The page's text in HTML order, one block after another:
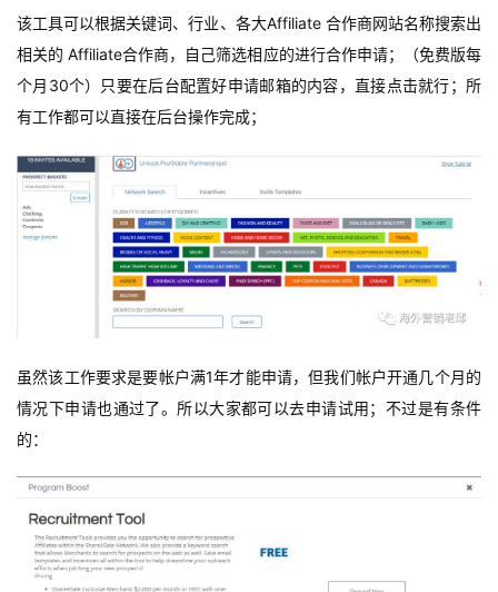
该工具可以根据关键词、行业、各大Affiliate 合作商网站名称搜索出
相关的 Affiliate合作商，自己筛选相应的进行合作申请；（免费版每
个月30个）只要在后台配置好申请邮箱的内容，直接点击就行；所
有工作都可以直接在后台操作完成；
虽然该工作要求是要帐户满1年才能申请，但我们帐户开通几个月的
情况下申请也通过了。所以大家都可以去申请试用；不过是有条件
的：